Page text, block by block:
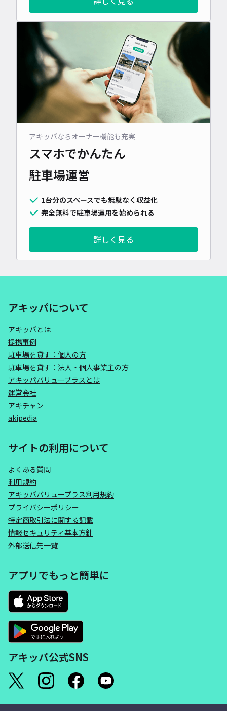
アキッパならオーナー機能も充実
スマホでかんたん
駐車場運営
1台分のスペースでも無駄なく収益化
完全無料で駐車場運用を始められる
詳しく見る
アキッパについて
アキッパとは
提携事例
駐車場を貸す：個人の方
駐車場を貸す：法人・個人事業主の方
アキッパバリュープラスとは
運営会社
アキチャン
akipedia
サイトの利用について
よくある質問
利用規約
アキッパバリュープラス利用規約
プライバシーポリシー
特定商取引法に関する記載
情報セキュリティ基本方針
外部送信先一覧
アプリでもっと簡単に
アキッパ公式SNS